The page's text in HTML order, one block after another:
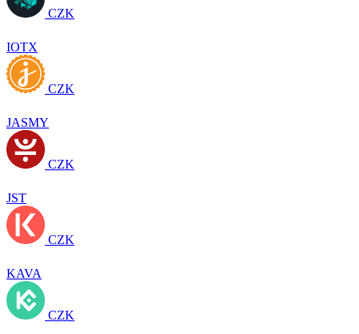
CZK
IOTX
CZK
JASMY
CZK
JST
CZK
KAVA
CZK